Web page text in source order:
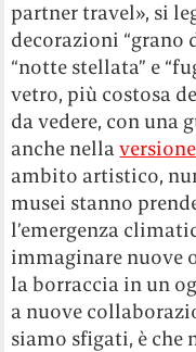
partner travel», si
decorazioni “grano
“notte stellata” e
vetro, più costosa
da vedere, con una
anche nella
ambito artistico,
musei stanno
l’emergenza
immaginare nuove
la borraccia in un
a nuove
siamo sfigati, è che